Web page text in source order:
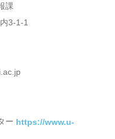
課
3-1-1
ー https://www.u-